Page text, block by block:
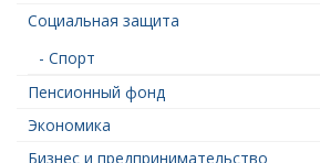
Социальная защита
- Спорт
Пенсионный фонд
Экономика
Бизнес и предпринимательство